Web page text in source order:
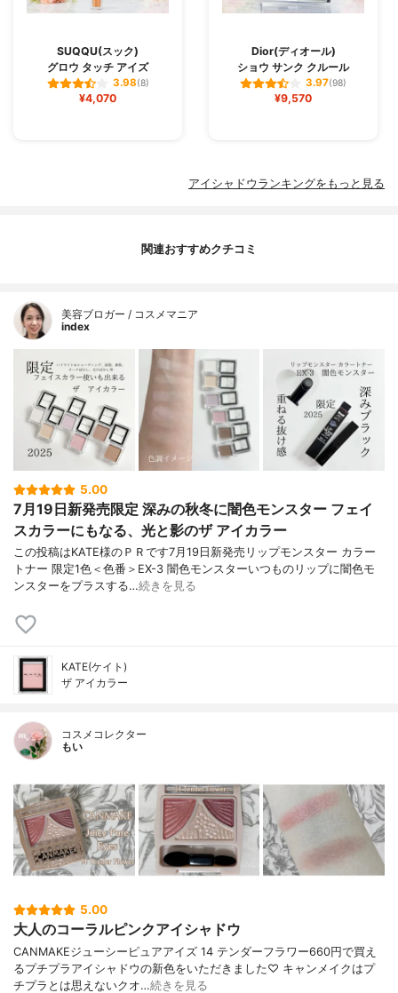
SUQQU(スック)
グロウ タッチ アイズ
3.98(8)
¥4,070
Dior(ディオール)
ショウ サンク クルール
3.97(98)
¥9,570
アイシャドウランキングをもっと見る
関連おすすめクチコミ
美容ブロガー / コスメマニア
index
5.00
7月19日新発売限定 深みの秋冬に闇色モンスター フェイ
スカラーにもなる、光と影のザ アイカラー
この投稿はKATE様のＰＲです7月19日新発売リップモンスター カラー
トナー 限定1色＜色番＞EX-3 闇色モンスターいつものリップに闇色モ
ンスターをプラスする…続きを見る
KATE(ケイト)
ザ アイカラー
コスメコレクター
もい
5.00
大人のコーラルピンクアイシャドウ
CANMAKEジューシーピュアアイズ 14 テンダーフラワー660円で買え
るプチプラアイシャドウの新色をいただきました♡ キャンメイクはプ
チプラとは思えないクオ…続きを見る